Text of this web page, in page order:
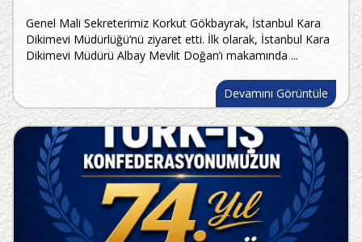
Genel Mali Sekreterimiz Korkut Gökbayrak, İstanbul Kara
Dikimevi Müdürlüğü’nü ziyaret etti. İlk olarak, İstanbul Kara
Dikimevi Müdürü Albay Mevlit Doğan’ı makamında ...
Devamını Görüntüle